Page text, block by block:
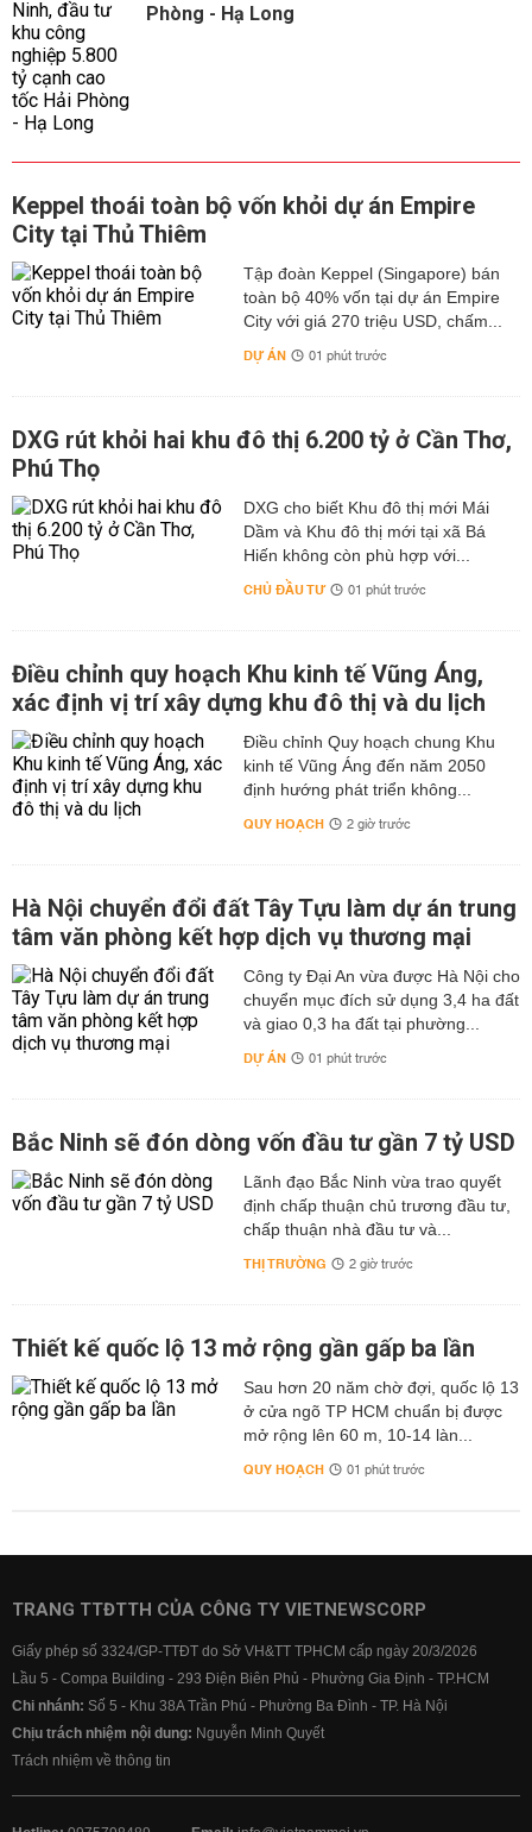
Phòng - Hạ Long
Keppel thoái toàn bộ vốn khỏi dự án Empire
City tại Thủ Thiêm
Tập đoàn Keppel (Singapore) bán
toàn bộ 40% vốn tại dự án Empire
City với giá 270 triệu USD, chấm...
DỰ ÁN 01 phút trước
DXG rút khỏi hai khu đô thị 6.200 tỷ ở Cần Thơ,
Phú Thọ
DXG cho biết Khu đô thị mới Mái
Dầm và Khu đô thị mới tại xã Bá
Hiến không còn phù hợp với...
CHỦ ĐẦU TƯ 01 phút trước
Điều chỉnh quy hoạch Khu kinh tế Vũng Áng,
xác định vị trí xây dựng khu đô thị và du lịch
Điều chỉnh Quy hoạch chung Khu
kinh tế Vũng Áng đến năm 2050
định hướng phát triển không...
QUY HOẠCH 2 giờ trước
Hà Nội chuyển đổi đất Tây Tựu làm dự án trung
tâm văn phòng kết hợp dịch vụ thương mại
Công ty Đại An vừa được Hà Nội cho
chuyển mục đích sử dụng 3,4 ha đất
và giao 0,3 ha đất tại phường...
DỰ ÁN 01 phút trước
Bắc Ninh sẽ đón dòng vốn đầu tư gần 7 tỷ USD
Lãnh đạo Bắc Ninh vừa trao quyết
định chấp thuận chủ trương đầu tư,
chấp thuận nhà đầu tư và...
THỊ TRƯỜNG 2 giờ trước
Thiết kế quốc lộ 13 mở rộng gần gấp ba lần
Sau hơn 20 năm chờ đợi, quốc lộ 13
ở cửa ngõ TP HCM chuẩn bị được
mở rộng lên 60 m, 10-14 làn...
QUY HOẠCH 01 phút trước
TRANG TTĐTTH CỦA CÔNG TY VIETNEWSCORP
Giấy phép số 3324/GP-TTĐT do Sở VH&TT TPHCM cấp ngày 20/3/2026
Lầu 5 - Compa Building - 293 Điện Biên Phủ - Phường Gia Định - TP.HCM
Chi nhánh: Số 5 - Khu 38A Trần Phú - Phường Ba Đình - TP. Hà Nội
Chịu trách nhiệm nội dung: Nguyễn Minh Quyết
Trách nhiệm về thông tin